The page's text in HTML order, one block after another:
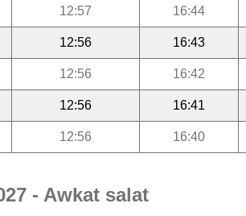
12:57 16:44
12:56 16:43
12:56 16:42
12:56 16:41
12:56 16:40
- Awkat salat